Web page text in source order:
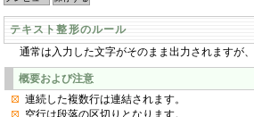
テキスト整形のルール
通常は入力した文字がそのまま出力されますが
概要および注意
連続した複数行は連結されます。
空行は段落の区切りとなります。